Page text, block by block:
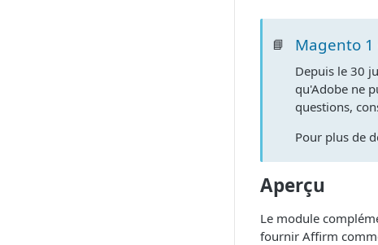
📘 Magento
Depuis le 30
qu'Adobe ne
questions,
Pour plus de
Aperçu
Le module
fournir Affirm